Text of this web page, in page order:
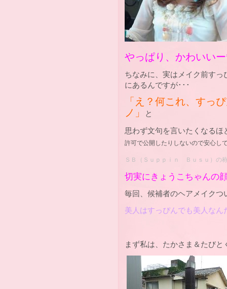
やっぱり、かわいい
ちなみに、実はメイク前す
にあるんですが･･･
「え？何これ、すっ
ノ」
と
思わず文句を言いたくなるほ
許可で公開したりしないので安心し
ＳＢ（Ｓｕｐｐｉｎ Ｂｕｓｕ）の
切実にきょうこちゃんの
毎回、候補者のヘアメイク
美人はすっぴんでも美人なん
まず私は、たかさま＆たびと